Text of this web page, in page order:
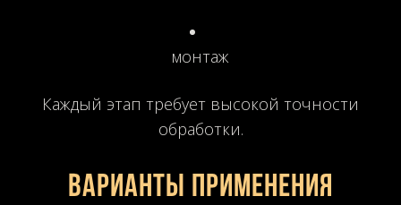
монтаж
Каждый этап требует высокой точности
обработки.
Варианты применения